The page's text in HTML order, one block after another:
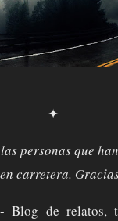
✦
personas que
carretera.
Blog de relatos,